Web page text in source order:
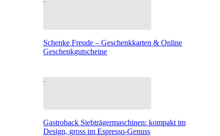
Schenke Freude – Geschenkkarten & Online
Geschenkgutscheine
Gastroback Siebträgermaschinen: kompakt im
Design, gross im Espresso-Genuss